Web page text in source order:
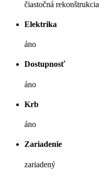
čiastočná rekonštrukcia
Elektrika
áno
Dostupnosť
áno
Krb
áno
Zariadenie
zariadený